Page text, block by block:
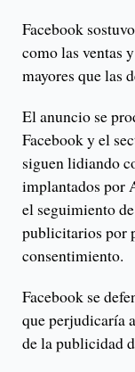
Facebook
como las ventas
mayores que las
El anuncio se
Facebook y el
siguen lidiando
implantados por
el seguimiento
publicitarios por
consentimiento.
Facebook se
que perjudicaría
de la publicidad